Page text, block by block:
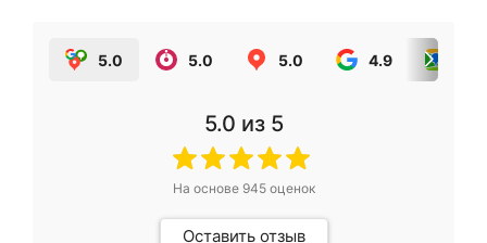
5.0 5.0 5.0 4.9
5.0 из 5
На основе 945оценок
Оставить отзыв